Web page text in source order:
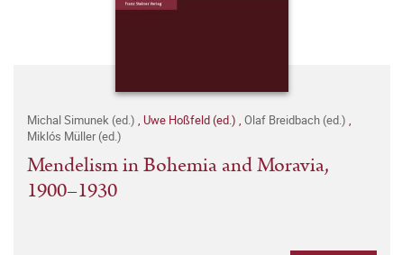
Michal Simunek (ed.) Uwe Hoßfeld (ed.) Olaf Breidbach (ed.)
Miklós Müller (ed.)
Mendelism in Bohemia and Moravia,
1900–1930